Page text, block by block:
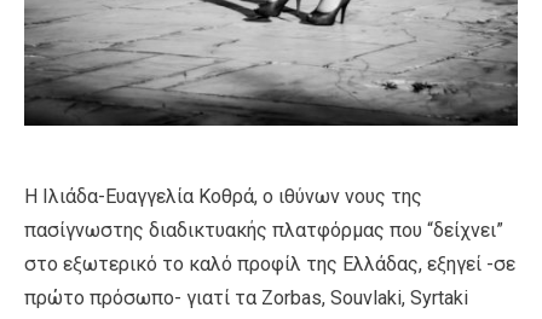
Η Ιλιάδα-Ευαγγελία Κοθρά, ο ιθύνων νους της
πασίγνωστης διαδικτυακής πλατφόρμας που “δείχνει”
στο εξωτερικό το καλό προφίλ της Ελλάδας, εξηγεί -σε
πρώτο πρόσωπο- γιατί τα Zorbas, Souvlaki, Syrtaki